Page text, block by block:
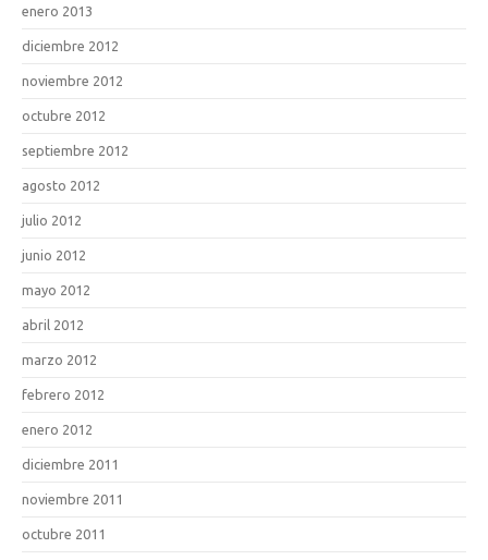
enero 2013
diciembre 2012
noviembre 2012
octubre 2012
septiembre 2012
agosto 2012
julio 2012
junio 2012
mayo 2012
abril 2012
marzo 2012
febrero 2012
enero 2012
diciembre 2011
noviembre 2011
octubre 2011